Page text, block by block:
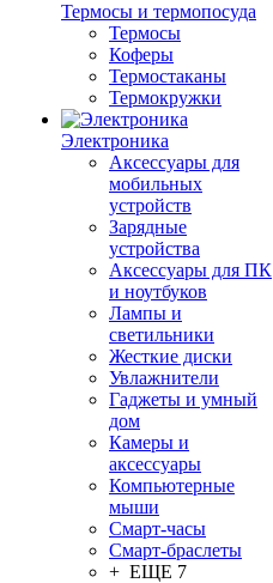
Термосы и термопосуда
Термосы
Коферы
Термостаканы
Термокружки
Электроника
Аксессуары для
мобильных
устройств
Зарядные
устройства
Аксессуары для ПК
и ноутбуков
Лампы и
светильники
Жесткие диски
Увлажнители
Гаджеты и умный
дом
Камеры и
аксессуары
Компьютерные
мыши
Смарт-часы
Смарт-браслеты
+ ЕЩЕ 7